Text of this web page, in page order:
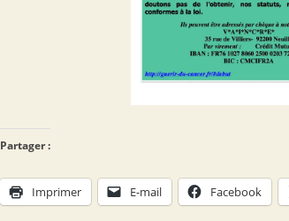
Partager :
Imprimer E-mail Facebook